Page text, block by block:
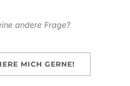
andere Frage?
MICH GERNE!